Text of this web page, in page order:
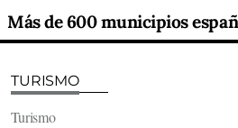
TURISMO
Turismo